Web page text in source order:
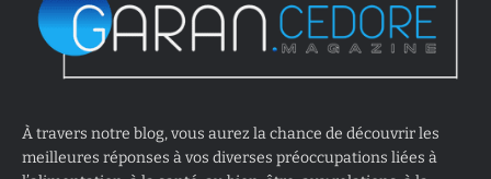
À travers notre blog, vous aurez la chance de découvrir les
meilleures réponses à vos diverses préoccupations liées à